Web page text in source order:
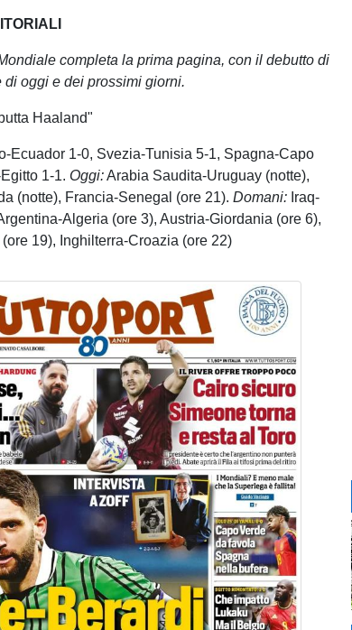
completa la prima pagina, con il debutto di
oggi e dei prossimi giorni.
Haaland"
Ecuador 1-0, Svezia-Tunisia 5-1, Spagna-Capo
1-1. Oggi:Arabia Saudita-Uruguay (notte),
(notte), Francia-Senegal (ore 21).Domani: Iraq-
Algeria (ore 3), Austria-Giordania (ore 6),
19), Inghilterra-Croazia (ore 22)